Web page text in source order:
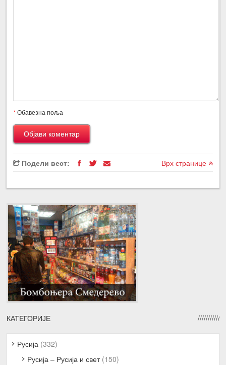
*Обавезна поља
Подели вест: Врх странице
КАТЕГОРИЈЕ
Русија (332)
Русија – Русија и свет(150)